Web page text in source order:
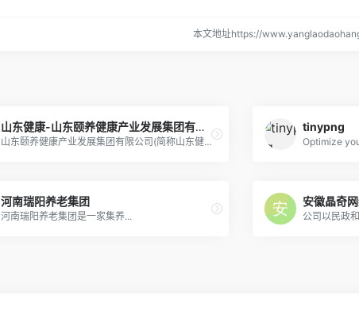
本文地址https://
山东健康-山东颐养健康产业发展集团有限公司
山东颐养健康产业发展集团有限公司(简称山东健康)，成立于2020年8月25日，是省委、省政府为大力发展“十强”产业、加快推动高质量发展、更好服务全民医养健康事业而组建的省属一级企业。
tinypng
河南瑞阳养老集团
河南瑞阳养老集团是一家集养...
安徽晶奇